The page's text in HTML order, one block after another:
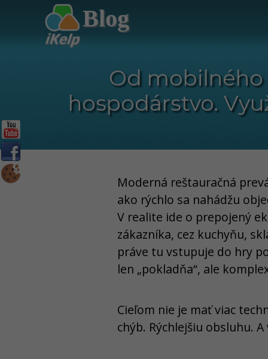
Blog
Od mobilného
hospodárstvo.
Moderná reštauračná
ako rýchlo sa nahádžu
V realite ide o prepojený
zákazníka, cez kuchyňu,
práve tu vstupuje do hry
len „pokladňa“, ale
Cieľom nie je mať viac
chýb. Rýchlejšiu obsluhu.